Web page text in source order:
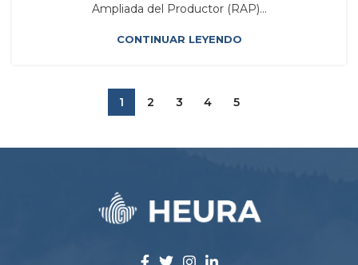
Ampliada del Productor (RAP)...
CONTINUAR LEYENDO
1 2 3 4 5